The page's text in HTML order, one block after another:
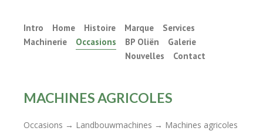
Intro Home Histoire Marque
Services
Machinerie
Occasions BP Oliën
Galerie
Nouvelles
Contact
MACHINES AGRICOLES
Occasions → Landbouwmachines → Machines agricoles